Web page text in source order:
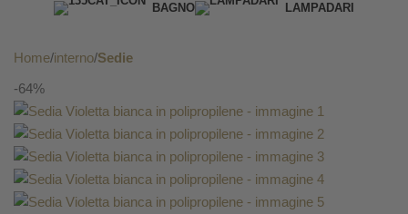
BAGNO LAMPADARI
Home interno Sedie
-64%